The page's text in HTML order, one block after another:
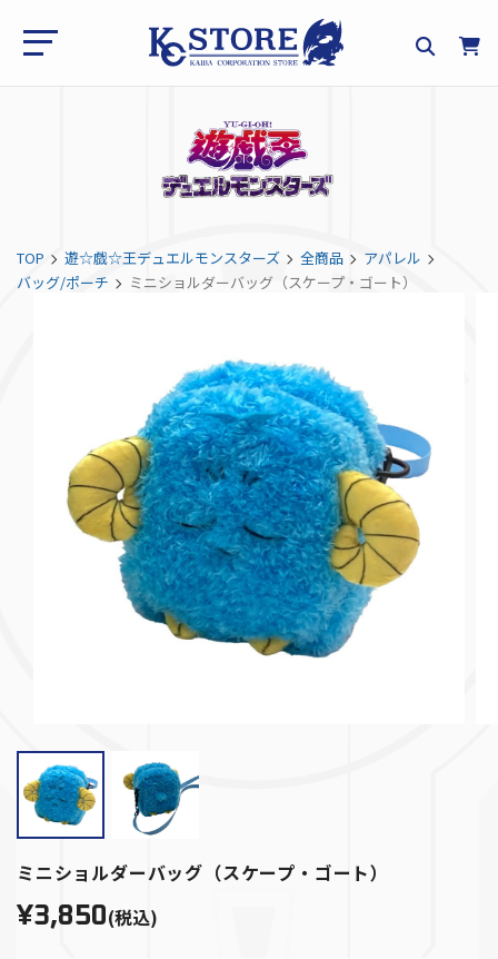
TOP 遊☆戯☆王デュエルモンスターズ 全商品
アパレル
バッグ/ポーチ
ミニショルダーバッグ（スケープ・ゴート）
ミニショルダーバッグ（スケープ・ゴート）
¥3,850(税込)